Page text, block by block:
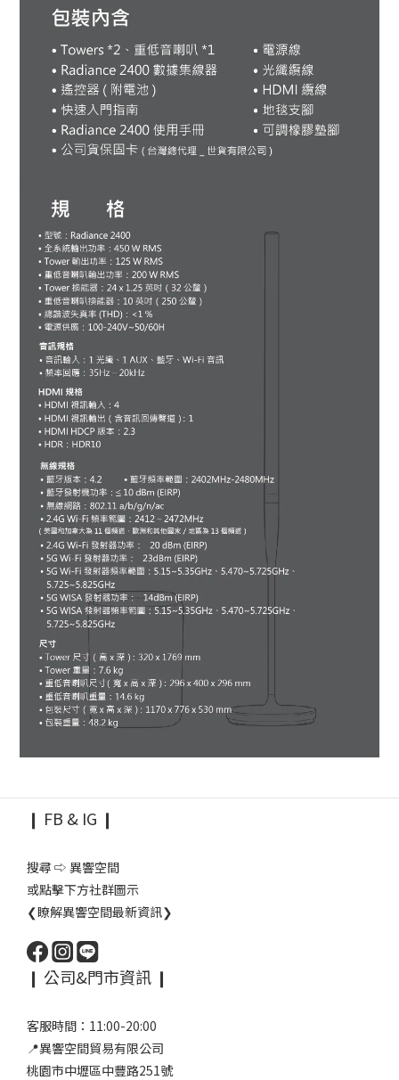
❙ FB & IG ❙
搜尋 ⇨ 異響空間
或點擊下方社群圖示
❮瞭解異響空間最新資訊❯
❙ 公司&門市資訊 ❙
客服時間：11:00-20:00
📍異響空間貿易有限公司
桃園市中壢區中豐路251號